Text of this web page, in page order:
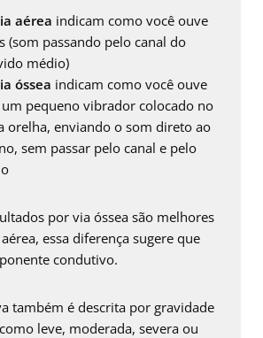
aérea indicam como você ouve
(som passando pelo canal do
médio)
óssea indicam como você ouve
pequeno vibrador colocado no
orelha, enviando o som direto ao
sem passar pelo canal e pelo
por via óssea são melhores
essa diferença sugere que
condutivo.
também é descrita por gravidade
leve, moderada, severa ou